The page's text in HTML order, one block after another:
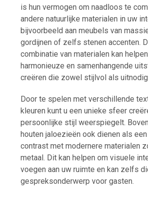
is hun vermogen om naadloos te
andere natuurlijke materialen in uw
bijvoorbeeld aan meubels van
gordijnen of zelfs stenen accenten.
combinatie van materialen kan
harmonieuze en samenhangende
creëren die zowel stijlvol als
Door te spelen met verschillende
kleuren kunt u een unieke sfeer
persoonlijke stijl weerspiegelt.
houten jaloezieën ook dienen als
contrast met modernere materialen
metaal. Dit kan helpen om visuele
voegen aan uw ruimte en kan zelfs
gespreksonderwerp voor gasten.